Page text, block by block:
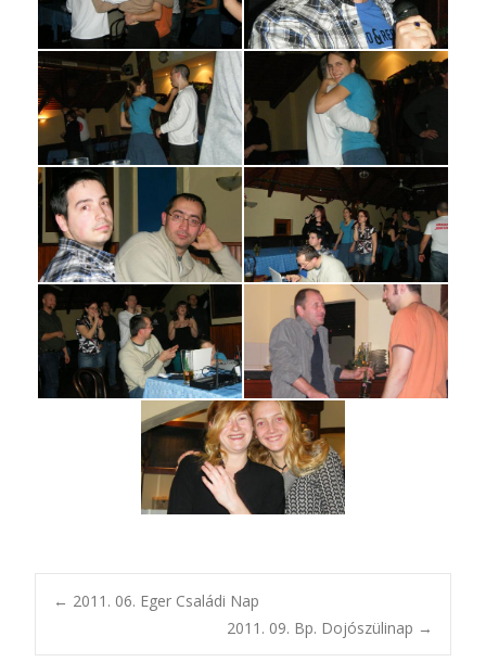
Post
← 2011. 06. Eger Családi Nap
2011. 09. Bp. Dojószülinap →